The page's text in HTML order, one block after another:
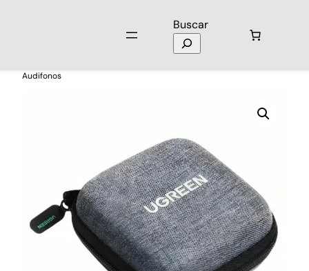
Buscar
Audifonos